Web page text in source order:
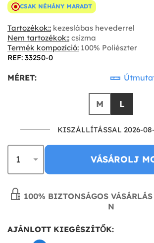
CSAK NÉHÁNY MARADT
Tartozékok:: kezeslábas hevederrel
Nem tartozékok:: csizma
Termék kompozíció: 100% Poliészter
REF: 33250-0
MÉRET:
M L
KISZÁLLÍTÁSSAL 2026-
VÁSÁROLJ
100% BIZTONSÁGOS
N
AJÁNLOTT KIEGÉSZÍTŐK: